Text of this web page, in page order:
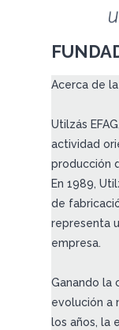
Acerca de
Utilzás
actividad
producción
En 1989,
de
representa
empresa.
Ganando la
evolución a
los años, la